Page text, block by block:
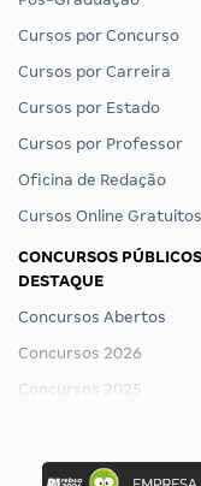
Cursos por Concurso
Cursos por Carreira
Cursos por Estado
Cursos por Professor
Oficina de Redação
Cursos Online Gratuitos
CONCURSOS
DESTAQUE
Concursos Abertos
Concursos 2026
Concursos 2025
Concurso Ibama